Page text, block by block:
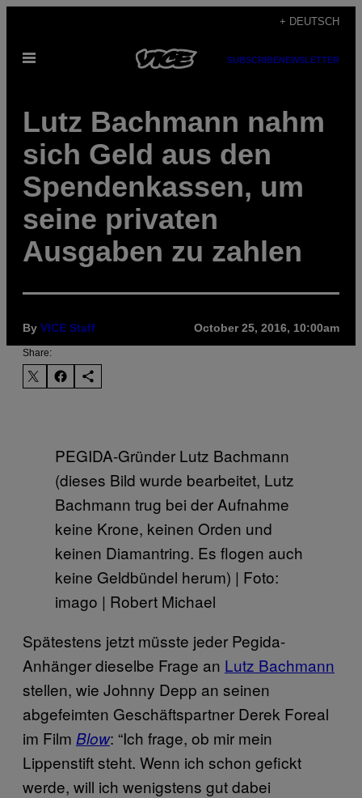
content
+ DEUTSCH
Open
SUBSCRIBENEWSLETTER
Lutz Bachmann nahm
sich Geld aus den
Spendenkassen, um
seine privaten
Ausgaben zu zahlen
By VICE Staff October 25, 2016, 10:00am
Share:
PEGIDA-Gründer Lutz Bachmann
(dieses Bild wurde bearbeitet, Lutz
Bachmann trug bei der Aufnahme
keine Krone, keinen Orden und
keinen Diamantring. Es flogen auch
keine Geldbündel herum) | Foto:
imago | Robert Michael
Spätestens jetzt müsste jeder Pegida-
Anhänger dieselbe Frage an Lutz Bachmann
stellen, wie Johnny Depp an seinen
abgefeimten Geschäftspartner Derek Foreal
im Film Blow: “Ich frage, ob mir mein
Lippenstift steht. Wenn ich schon gefickt
werde, will ich wenigstens gut dabei